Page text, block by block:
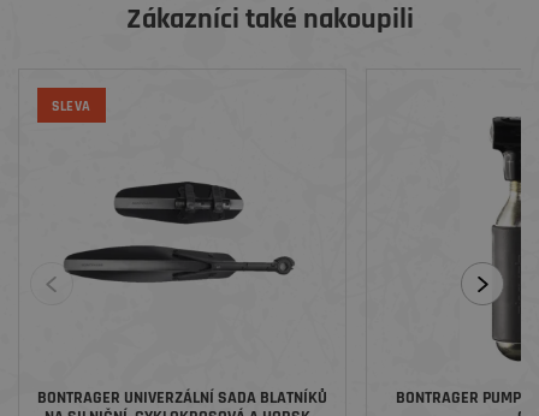
Zákazníci také nakoupili
SLEVA
BONTRAGER UNIVERZÁLNÍ SADA BLATNÍKŮ
BONTRAGER